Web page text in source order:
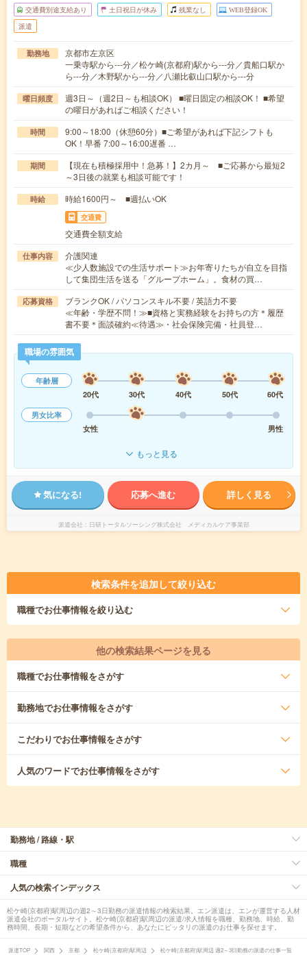
交通費別途支給あり 土日祝日が休み 残業なし WEB登録OK
派遣
勤務地
京都市左京区
一乗寺駅から---分／松ケ崎(京都府)駅から---分／貴船口駅か
ら---分／木野駅から---分／八瀬比叡山口駅から---分
曜日頻度
週3日～（週2日～も相談OK） ■曜日固定の相談OK！ ■希望
の曜日があればご相談ください！
時間
9:00～18:00（休憩60分）■ご希望があれば下記シフトも
OK！早番 7:00～16:00遅番 …
期間
【現在も積極採用中！急募！】2カ月～ ■ご応募から最短2
～3日後の就業も相談可能です！
時給 時給1600円～ ■週払いOK
交通費
交通費全額支給
仕事内容
介護関連
≪少人数施設での生活サポート≫お年寄りたちが自立を目指
して集団生活を送る「グループホーム」。食材の買…
応募資格
ブランクOK / パソコンスキル不要 / 英語力不要
≪年齢・学歴不問！≫■資格と実務経験をお持ちの方＊履歴
書不要＊面談確約≪待遇≫・社会保険完備・社員登…
職場の雰囲気
年齢層
20代
30代 40代 50代
60代
男女比率
女性
男性
もっと見る
気になる! 応募へ進む 詳しく見る
派遣会社 日研トータルソーシング株式会社 メディカルケア事業部
検索条件を追加して絞り込む
職種でお仕事情報を絞り込む
他の検索結果ページを見る
職種でお仕事情報をさがす
勤務地でお仕事情報をさがす
こだわりでお仕事情報をさがす
人気のワードでお仕事情報をさがす
勤務地 / 路線・駅
職種
人気の検索インデックス
松ケ崎(京都府)駅周辺の週2～3日勤務の派遣情報の検索結果。エン派遣は、エンが運営する人材
派遣会社のポータルサイト。松ケ崎(京都府)駅周辺の派遣/求人情報を職種、勤務地、時給、勤
務時間、長期・短期などの希望条件から、あなたにピッタリの派遣のお仕事を探せます。
派遣TOP 関西 京都 松ケ崎(京都府)駅周辺 松ケ崎(京都府)駅周辺 週2～3日勤務の派遣の仕事一覧